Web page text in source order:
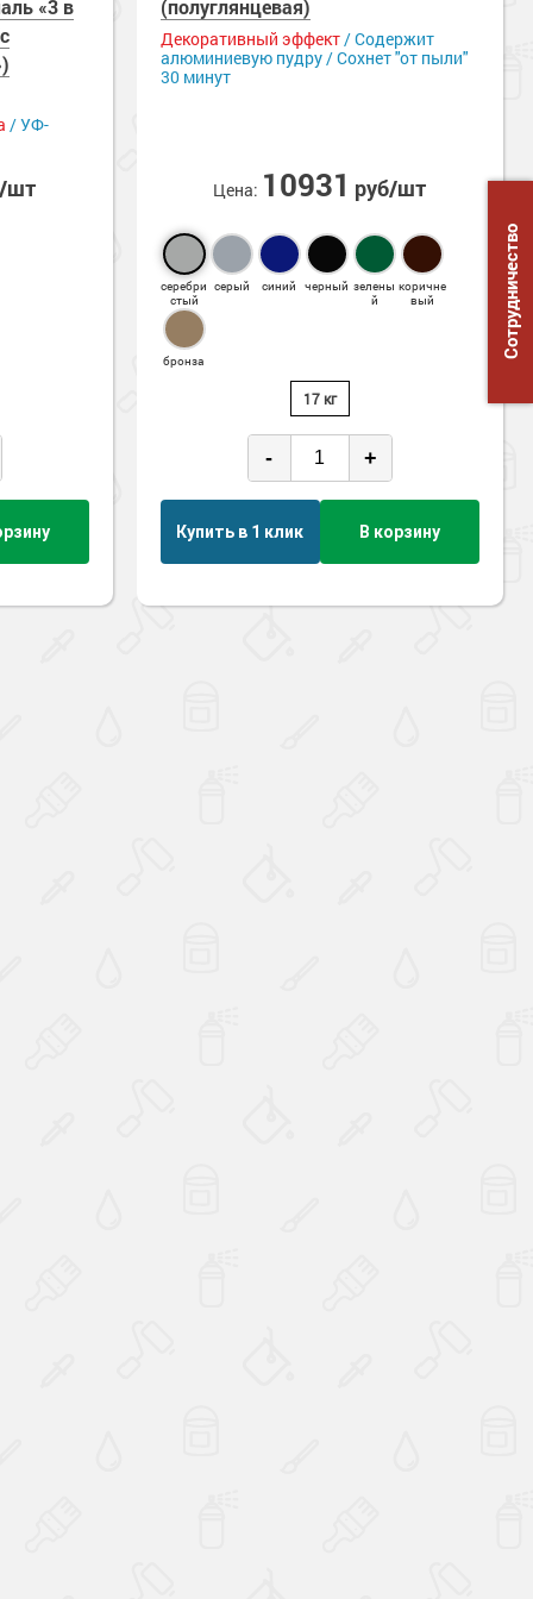
«3 в
/ УФ-
шт
(полуглянцевая)
Декоративный эффект/ Содержит
алюминиевую пудру / Сохнет "от пыли"
30 минут
Цена: 10931 руб/шт
серебри
стый
серый синий черный зелены
й
коричне
вый
бронза
17 кг
- +
Купить в 1 клик В корзину
Сотрудничество